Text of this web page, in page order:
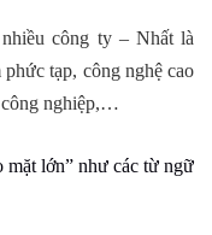
công ty – Nhất là
tạp, công nghệ cao
công nghiệp,…
lớn” như các từ ngữ